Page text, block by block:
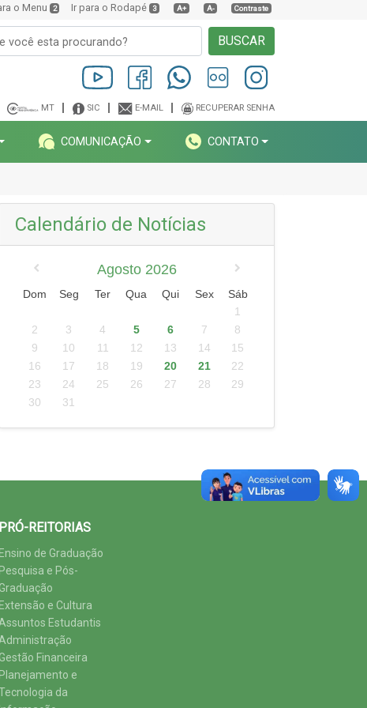
o Menu 2 Ir para o Rodapé 3 A+ A- Contraste
BUSCAR
MT SIC E-MAIL RECUPERAR SENHA
COMUNICAÇÃO CONTATO
Calendário de Notícias
Agosto 2026
Dom Seg Ter Qua Qui Sex
Sáb
1
2
3 4 5 6 7
8
9
10 11 12 13 14
15
16
17 18 19 20 21
22
23
24 25 26 27 28
29
30
31
PRÓ-REITORIAS
Ensino de Graduação
Pesquisa e Pós-
Graduação
Extensão e Cultura
Assuntos Estudantis
Administração
Gestão Financeira
Planejamento e
da